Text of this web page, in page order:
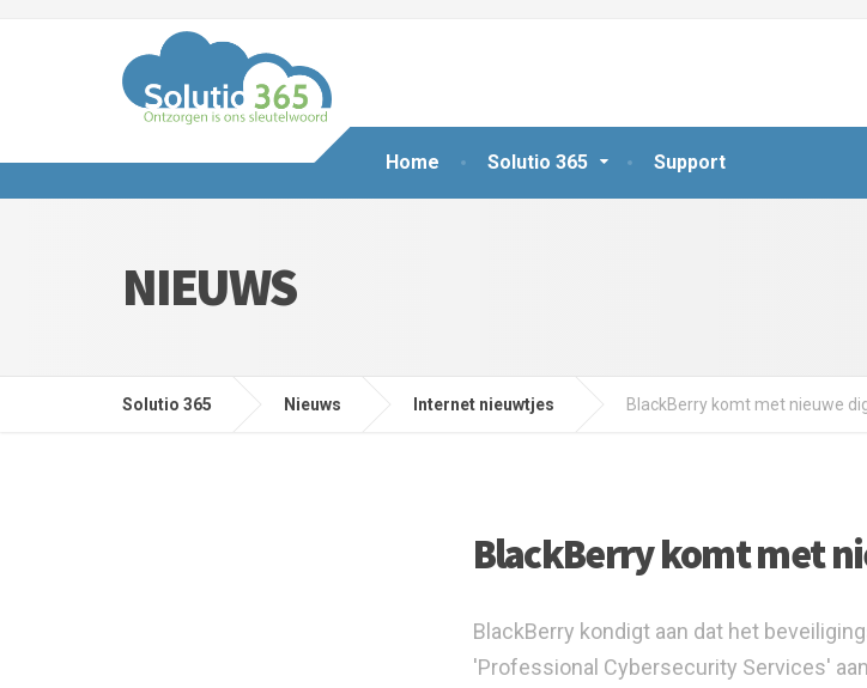
Home Solutio 365 Support
NIEUWS
Solutio 365 Nieuws Internet nieuwtjes BlackBerry komt met nieuwe
BlackBerry komt met
BlackBerry kondigt aan dat het
'Professional Cybersecurity Services'